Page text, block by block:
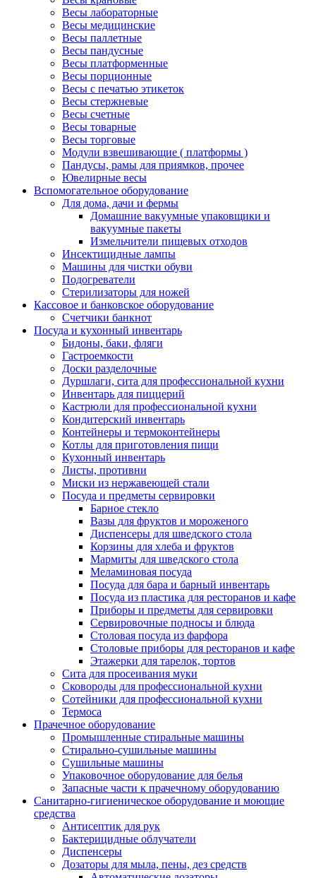
Весы лабораторные
Весы медицинские
Весы паллетные
Весы пандусные
Весы платформенные
Весы порционные
Весы с печатью этикеток
Весы стержневые
Весы счетные
Весы товарные
Весы торговые
Модули взвешивающие ( платформы )
Пандусы, рамы для приямков, прочее
Ювелирные весы
Вспомогательное оборудование
Для дома, дачи и фермы
Домашние вакуумные упаковщики и
вакуумные пакеты
Измельчители пищевых отходов
Инсектицидные лампы
Машины для чистки обуви
Подогреватели
Стерилизаторы для ножей
Кассовое и банковское оборудование
Счетчики банкнот
Посуда и кухонный инвентарь
Бидоны, баки, фляги
Гастроемкости
Доски разделочные
Дуршлаги, сита для профессиональной кухни
Инвентарь для пиццерий
Кастрюли для профессиональной кухни
Кондитерский инвентарь
Контейнеры и термоконтейнеры
Котлы для приготовления пищи
Кухонный инвентарь
Листы, противни
Миски из нержавеющей стали
Посуда и предметы сервировки
Барное стекло
Вазы для фруктов и мороженого
Диспенсеры для шведского стола
Корзины для хлеба и фруктов
Мармиты для шведского стола
Меламиновая посуда
Посуда для бара и барный инвентарь
Посуда из пластика для ресторанов и кафе
Приборы и предметы для сервировки
Сервировочные подносы и блюда
Столовая посуда из фарфора
Столовые приборы для ресторанов и кафе
Этажерки для тарелок, тортов
Сита для просеивания муки
Сковороды для профессиональной кухни
Сотейники для профессиональной кухни
Термоса
Прачечное оборудование
Промышленные стиральные машины
Стирально-сушильные машины
Сушильные машины
Упаковочное оборудование для белья
Запасные части к прачечному оборудованию
Санитарно-гигиеническое оборудование и моющие
средства
Антисептик для рук
Бактерицидные облучатели
Диспенсеры
Дозаторы для мыла, пены, дез средств